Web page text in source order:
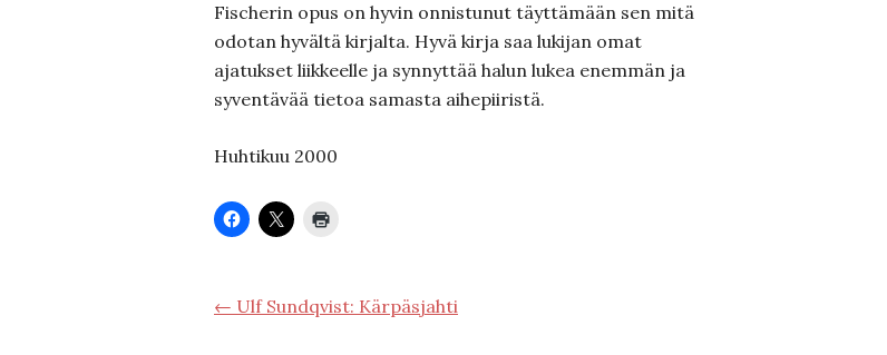
Fischerin opus on hyvin onnistunut täyttämään sen mitä
odotan hyvältä kirjalta. Hyvä kirja saa lukijan omat
ajatukset liikkeelle ja synnyttää halun lukea enemmän ja
syventävää tietoa samasta aihepiiristä.
Huhtikuu 2000
← Ulf Sundqvist: Kärpäsjahti